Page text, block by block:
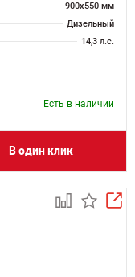
900х550 мм
Дизельный
14,3 л.с.
Есть в наличии
В один клик